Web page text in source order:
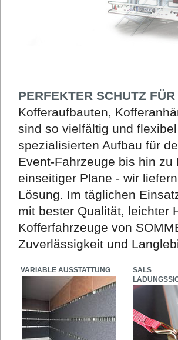
PERFEKTER SCHUTZ
Kofferaufbauten,
sind so vielfältig und
spezialisierten Aufbau für
Event-Fahrzeuge bis hin
einseitiger Plane - wir
Lösung. Im täglichen
mit bester Qualität, leichter
Kofferfahrzeuge von
Zuverlässigkeit und
VARIABLE AUSSTATTUNG
SALS